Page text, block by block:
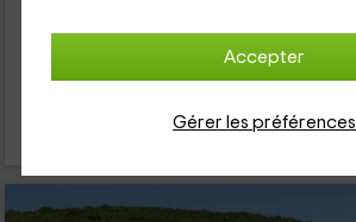
Accepter
Gérer les préférences
Réservation directe
VOIR L’OFFRE